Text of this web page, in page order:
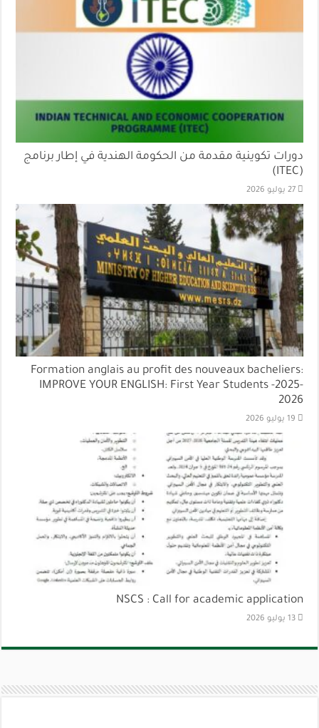
دورات تكوينية مقدمة من الحكومة الهندية في إطار برنامج
(ITEC)
27 يوليو 2026
Formation anglais au profit des nouveaux bacheliers:
IMPROVE YOUR ENGLISH: First Year Students -2025-
2026
19 يوليو 2026
NSCS : Call for academic application
13 يوليو 2026